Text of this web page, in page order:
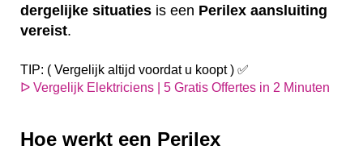
dergelijke situaties is een Perilex aansluiting
vereist.
TIP: ( Vergelijk altijd voordat u koopt ) ✅
ᐅ Vergelijk Elektriciens | 5 Gratis Offertes in 2 Minuten
Hoe werkt een Perilex